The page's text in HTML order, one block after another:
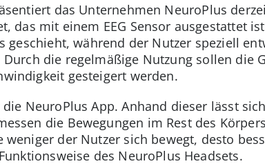
das Unternehmen NeuroPlus
das mit einem EEG Sensor ausgestattet
während der Nutzer speziell
Durch die regelmäßige Nutzung sollen die
gesteigert werden.
NeuroPlus App. Anhand dieser lässt
die Bewegungen im Rest des
der Nutzer sich bewegt, desto
des NeuroPlus Headsets.